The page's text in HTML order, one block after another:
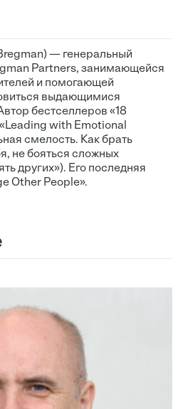
— генеральный
Partners, занимающейся
и помогающей
выдающимися
бестселлеров «18
with Emotional
смелость. Как брать
не бояться сложных
других»). Его последняя
Other People».